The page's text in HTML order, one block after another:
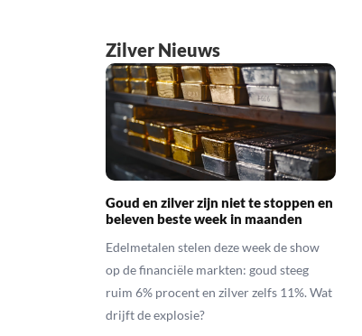
Zilver Nieuws
Goud en zilver zijn niet te stoppen en
beleven beste week in maanden
Edelmetalen stelen deze week de show
op de financiële markten: goud steeg
ruim 6% procent en zilver zelfs 11%. Wat
drijft de explosie?